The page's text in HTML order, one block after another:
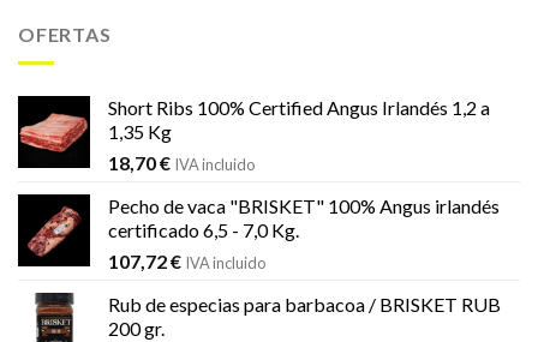
OFERTAS
Short Ribs 100% Certified Angus Irlandés 1,2 a
1,35 Kg
18,70€ IVA incluido
Pecho de vaca "BRISKET" 100% Angus irlandés
certificado 6,5 - 7,0 Kg.
107,72€ IVA incluido
Rub de especias para barbacoa / BRISKET RUB
200 gr.